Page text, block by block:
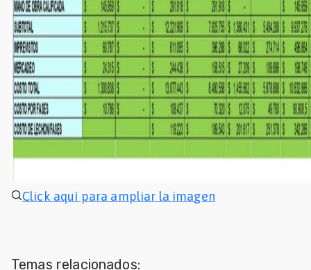
Click aquí para ampliar la imagen
Temas relacionados: